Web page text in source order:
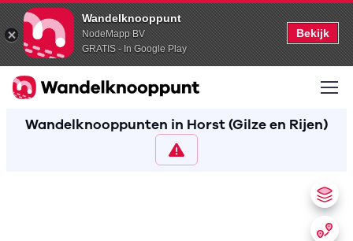
Wandelknooppunt
NodeMapp BV
GRATIS - In Google Play
Bekijk
Wandelknooppunten in Horst (Gilze en Rijen)